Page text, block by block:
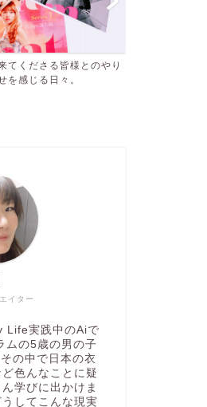
てくださる皆様とのやり
を感じる日々。
イター
Life実践中のAiで
ムの5歳の男の子
の中で日本の衣
色んなことに疑
学びに出かけま
してこんな現実